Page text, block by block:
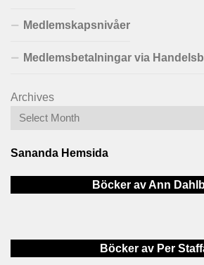
Medlemskapsnivåer
Medlemsbetalningar via
Archives
Sananda Hemsida
Böcker av Ann
Böcker av Per